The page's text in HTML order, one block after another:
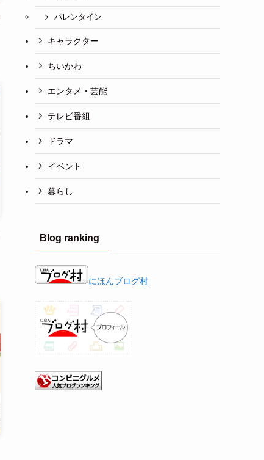
バレンタイン
キャラクター
ちいかわ
エンタメ・芸能
テレビ番組
ドラマ
イベント
暮らし
Blog ranking
にほんブログ村